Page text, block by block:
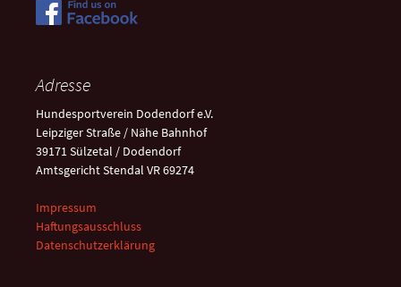
Adresse
Hundesportverein Dodendorf e.V.
Leipziger Straße / Nähe Bahnhof
39171 Sülzetal / Dodendorf
Amtsgericht Stendal VR 69274
Impressum
Haftungsausschluss
Datenschutzerklärung